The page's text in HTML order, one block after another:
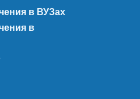
в ВУЗах
в